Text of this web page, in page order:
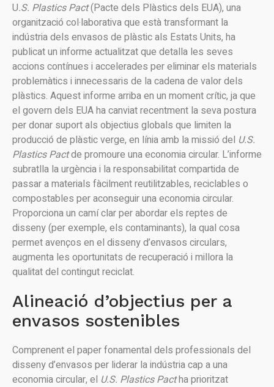
U.S. Plastics Pact(Pacte dels Plàstics dels EUA), una
organització col·laborativa que està transformant la
indústria dels envasos de plàstic als Estats Units, ha
publicat un informe actualitzat que detalla les seves
accions contínues i accelerades per eliminar els materials
problemàtics i innecessaris de la cadena de valor dels
plàstics. Aquest informe arriba en un moment crític, ja que
el govern dels EUA ha canviat recentment la seva postura
per donar suport als objectius globals que limiten la
producció de plàstic verge, en línia amb la missió del U.S.
Plastics Pactde promoure una economia circular. L’informe
subratlla la urgència i la responsabilitat compartida de
passar a materials fàcilment reutilitzables, reciclables o
compostables per aconseguir una economia circular.
Proporciona un camí clar per abordar els reptes de
disseny (per exemple, els contaminants), la qual cosa
permet avenços en el disseny d’envasos circulars,
augmenta les oportunitats de recuperació i millora la
qualitat del contingut reciclat.
Alineació d’objectius per a
envasos sostenibles
Comprenent el paper fonamental dels professionals del
disseny d’envasos per liderar la indústria cap a una
economia circular, el U.S. Plastics Pactha prioritzat